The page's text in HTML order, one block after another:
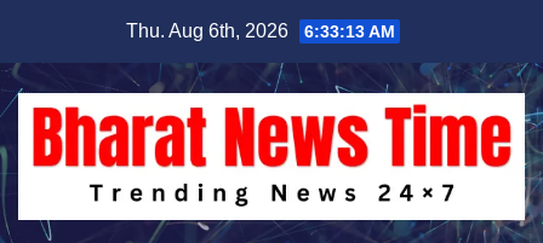
content
Thu. Aug 6th, 2026 6:33:14 AM